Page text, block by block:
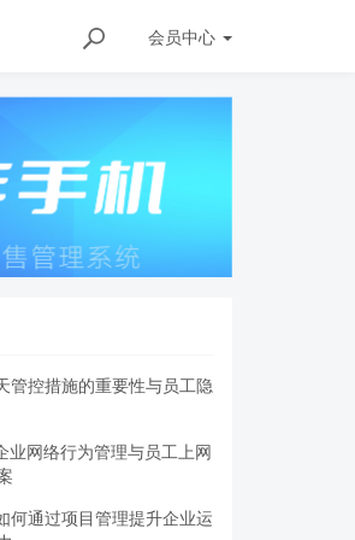
会员中心
管控措施的重要性与员工隐
业网络行为管理与员工上网
何通过项目管理提升企业运